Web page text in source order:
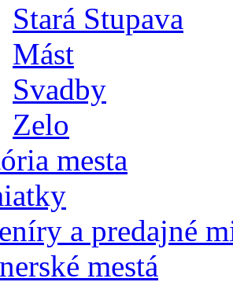
Stará Stupava
Mást
Svadby
Zelo
mesta
a predajné
mestá